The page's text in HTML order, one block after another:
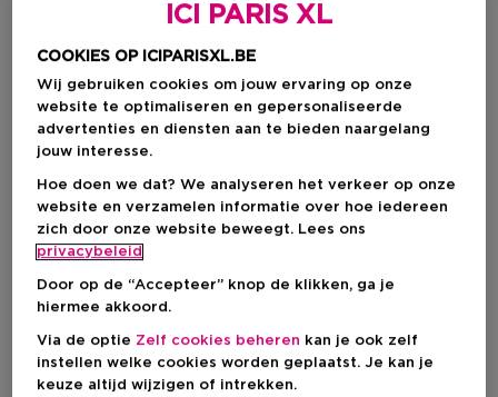
SCENTO
Blooming
Geparfumeerd Hand- En
Istanbul Golden Hour
ICI PARIS XL
COOKIES OP ICIPARISXL.BE
Wij gebruiken cookies om jouw ervaring op onze
website te optimaliseren en gepersonaliseerde
advertenties en diensten aan te bieden naargelang
jouw interesse.
Hoe doen we dat? We analyseren het verkeer op onze
website en verzamelen informatie over hoe iedereen
zich door onze website beweegt. Lees ons
privacybeleid
Door op de “Accepteer” knop de klikken, ga je
hiermee akkoord.
Via de optie Zelf cookies beheren kan je ook zelf
instellen welke cookies worden geplaatst. Je kan je
keuze altijd wijzigen of intrekken.